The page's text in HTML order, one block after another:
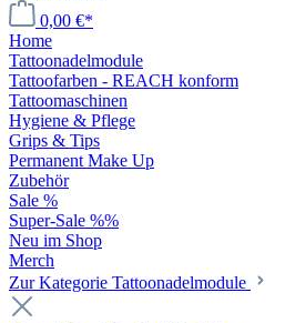
0,00 €*
Home
Tattoonadelmodule
Tattoofarben - REACH konform
Tattoomaschinen
Hygiene & Pflege
Grips & Tips
Permanent Make Up
Zubehör
Sale %
Super-Sale %%
Neu im Shop
Merch
Zur Kategorie Tattoonadelmodule